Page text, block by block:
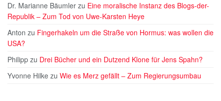
Dr. Marianne Bäumler zu Eine moralische Instanz des Blogs-der-
Republik – Zum Tod von Uwe-Karsten Heye
Anton zu Fingerhakeln um die Straße von Hormus: was wollen die
USA?
Philipp zu Drei Bücher und ein Dutzend Klone für Jens Spahn?
Yvonne Hilke zu Wie es Merz gefällt – Zum Regierungsumbau